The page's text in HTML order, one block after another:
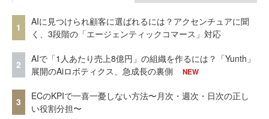
1
AIに見つけられ顧客に選ばれるには？アクセンチュアに聞
く、3段階の「エージェンティックコマース」対応
2
AIで「1人あたり売上8億円」の組織を作るには？「Yunth」
展開のAiロボティクス、急成長の裏側
NEW
3
ECのKPIで一喜一憂しない方法〜月次・週次・日次の正し
い役割分担〜